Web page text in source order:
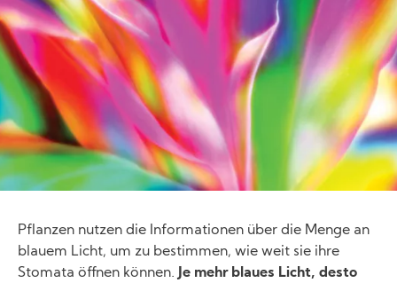
Pflanzen nutzen die Informationen über die Menge an
blauem Licht, um zu bestimmen, wie weit sie ihre
Stomata öffnen können.
Je mehr blaues Licht, desto